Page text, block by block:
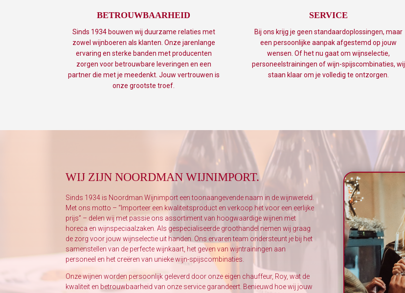
BETROUWBAARHEID
Sinds 1934 bouwen wij duurzame relaties met
zowel wijnboeren als klanten. Onze jarenlange
ervaring en sterke banden met producenten
zorgen voor betrouwbare leveringen en een
partner die met je meedenkt. Jouw vertrouwen is
onze grootste troef.
SERVICE
Bij ons krijg je geen standaardoplossingen, maar
een persoonlijke aanpak afgestemd op jouw
wensen. Of het nu gaat om wijnselectie,
personeelstrainingen of wijn-spijscombinaties, wij
staan klaar om je volledig te ontzorgen.
WIJ ZIJN NOORDMAN WIJNIMPORT.
Sinds 1934 is Noordman Wijnimport een toonaangevende naam in de wijnwereld.
Met ons motto – “Importeer een kwaliteitsproduct en verkoop het voor een eerlijke
prijs” – delen wij met passie ons assortiment van hoogwaardige wijnen met
horeca en wijnspeciaalzaken. Als gespecialiseerde groothandel nemen wij graag
de zorg voor jouw wijnselectie uit handen. Ons ervaren team ondersteunt je bij het
samenstellen van de perfecte wijnkaart, het geven van wijntrainingen aan
personeel en het creëren van unieke wijn-spijscombinaties.
Onze wijnen worden persoonlijk geleverd door onze eigen chauffeur, Roy, wat de
kwaliteit en betrouwbaarheid van onze service garandeert. Benieuwd hoe wij jouw